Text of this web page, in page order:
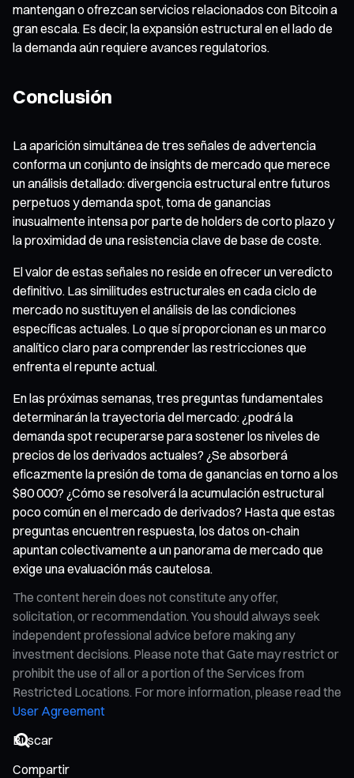
mantengan o ofrezcan servicios relacionados con Bitcoin a
gran escala. Es decir, la expansión estructural en el lado de
la demanda aún requiere avances regulatorios.
Conclusión
La aparición simultánea de tres señales de advertencia
conforma un conjunto de insights de mercado que merece
un análisis detallado: divergencia estructural entre futuros
perpetuos y demanda spot, toma de ganancias
inusualmente intensa por parte de holders de corto plazo y
la proximidad de una resistencia clave de base de coste.
El valor de estas señales no reside en ofrecer un veredicto
definitivo. Las similitudes estructurales en cada ciclo de
mercado no sustituyen el análisis de las condiciones
específicas actuales. Lo que sí proporcionan es un marco
analítico claro para comprender las restricciones que
enfrenta el repunte actual.
En las próximas semanas, tres preguntas fundamentales
determinarán la trayectoria del mercado: ¿podrá la
demanda spot recuperarse para sostener los niveles de
precios de los derivados actuales? ¿Se absorberá
eficazmente la presión de toma de ganancias en torno a los
$80 000? ¿Cómo se resolverá la acumulación estructural
poco común en el mercado de derivados? Hasta que estas
preguntas encuentren respuesta, los datos on-chain
apuntan colectivamente a un panorama de mercado que
exige una evaluación más cautelosa.
The content herein does not constitute any offer,
solicitation, or recommendation. You should always seek
independent professional advice before making any
investment decisions. Please note that Gate may restrict or
prohibit the use of all or a portion of the Services from
Restricted Locations. For more information, please read the
User Agreement
Compartir